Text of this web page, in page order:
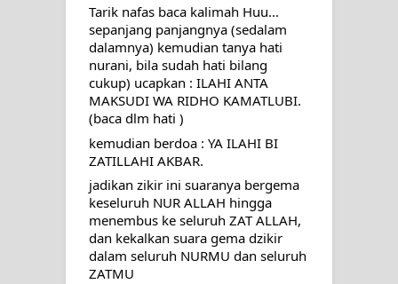
MENGENAL DIRI
SYARAHAN TINGKAT TINGGI
TASAWWUF*
Syahadat… tapi belum benar-benar
menyaksikan.
KISAH WALI SUFI, YANG BACAAN
SURAT AL-FATIHAHNYA TIDAK
FASIH. TAPI SINGA PUN TUNDUK
Tarik nafas baca kalimah Huu...
sepanjang panjangnya (sedalam
dalamnya) kemudian tanya hati
nurani, bila sudah hati bilang
cukup) ucapkan : ILAHI ANTA
MAKSUDI WA RIDHO KAMATLUBI.
(baca dlm hati )
kemudian berdoa : YA ILAHI BI
ZATILLAHI AKBAR.
jadikan zikir ini suaranya bergema
keseluruh NUR ALLAH hingga
menembus ke seluruh ZAT ALLAH,
dan kekalkan suara gema dzikir
dalam seluruh NURMU dan seluruh
ZATMU